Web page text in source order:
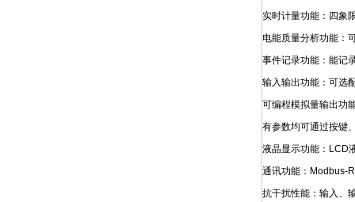
实时计量功能：四象
电能质量分析功能：
事件记录功能：能记
输入输出功能：可选
可编程模拟量输出功
有参数均可通过按键
液晶显示功能：LCD
通讯功能：Modbus-
抗干扰性能：输入、